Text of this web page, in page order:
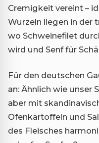
Cremigkeit vereint –
Wurzeln liegen in der
wo Schweinefilet
wird und Senf für
Für den deutschen
an: Ähnlich wie unser
aber mit
Ofenkartoffeln und
des Fleisches